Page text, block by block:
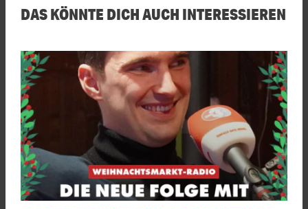
DAS KÖNNTE DICH AUCH INTERESSIEREN